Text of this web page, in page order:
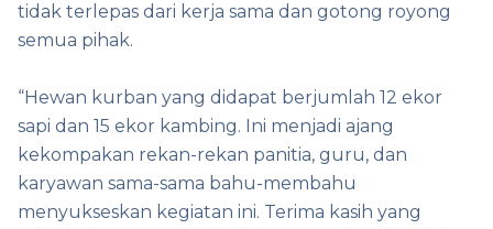
tidak terlepas dari kerja sama dan gotong royong
semua pihak.
“Hewan kurban yang didapat berjumlah 12 ekor
sapi dan 15 ekor kambing. Ini menjadi ajang
kekompakan rekan-rekan panitia, guru, dan
karyawan sama-sama bahu-membahu
menyukseskan kegiatan ini. Terima kasih yang